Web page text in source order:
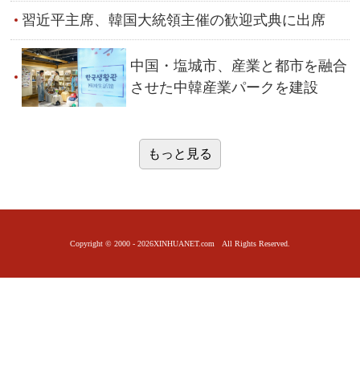
習近平主席、韓国大統領主催の歓迎式典に出席
中国・塩城市、産業と都市を融合
させた中韓産業パークを建設
もっと見る
Copyright © 2000 - 2026XINHUANET.com All Rights Reserved.